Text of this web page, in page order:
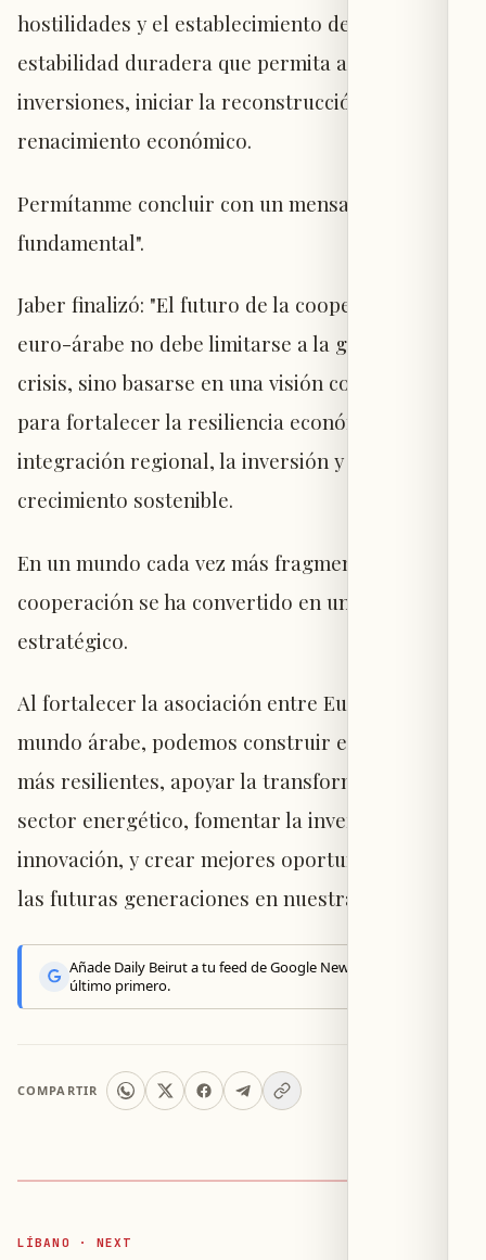
hostilidades y el establecimiento de una
estabilidad duradera que permita atraer
inversiones, iniciar la reconstrucción y lograr el
renacimiento económico.
Permítanme concluir con un mensaje
fundamental".
Jaber finalizó: "El futuro de la cooperación
euro-árabe no debe limitarse a la gestión de
crisis, sino basarse en una visión compartida
para fortalecer la resiliencia económica, la
integración regional, la inversión y el
crecimiento sostenible.
En un mundo cada vez más fragmentado, la
cooperación se ha convertido en un activo
estratégico.
Al fortalecer la asociación entre Europa y el
mundo árabe, podemos construir economías
más resilientes, apoyar la transformación del
sector energético, fomentar la inversión y la
innovación, y crear mejores oportunidades para
las futuras generaciones en nuestra región".
Añade Daily Beirut a tu feed de Google News y recibe lo
último primero.
COMPARTIR
LÍBANO · NEXT